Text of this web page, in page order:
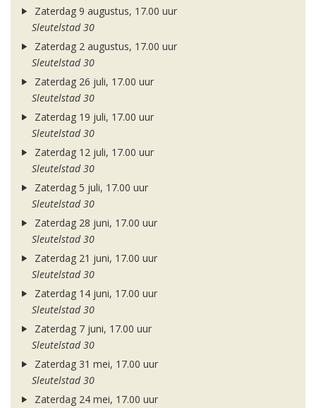
Zaterdag 9 augustus, 17.00 uur
Sleutelstad 30
Zaterdag 2 augustus, 17.00 uur
Sleutelstad 30
Zaterdag 26 juli, 17.00 uur
Sleutelstad 30
Zaterdag 19 juli, 17.00 uur
Sleutelstad 30
Zaterdag 12 juli, 17.00 uur
Sleutelstad 30
Zaterdag 5 juli, 17.00 uur
Sleutelstad 30
Zaterdag 28 juni, 17.00 uur
Sleutelstad 30
Zaterdag 21 juni, 17.00 uur
Sleutelstad 30
Zaterdag 14 juni, 17.00 uur
Sleutelstad 30
Zaterdag 7 juni, 17.00 uur
Sleutelstad 30
Zaterdag 31 mei, 17.00 uur
Sleutelstad 30
Zaterdag 24 mei, 17.00 uur